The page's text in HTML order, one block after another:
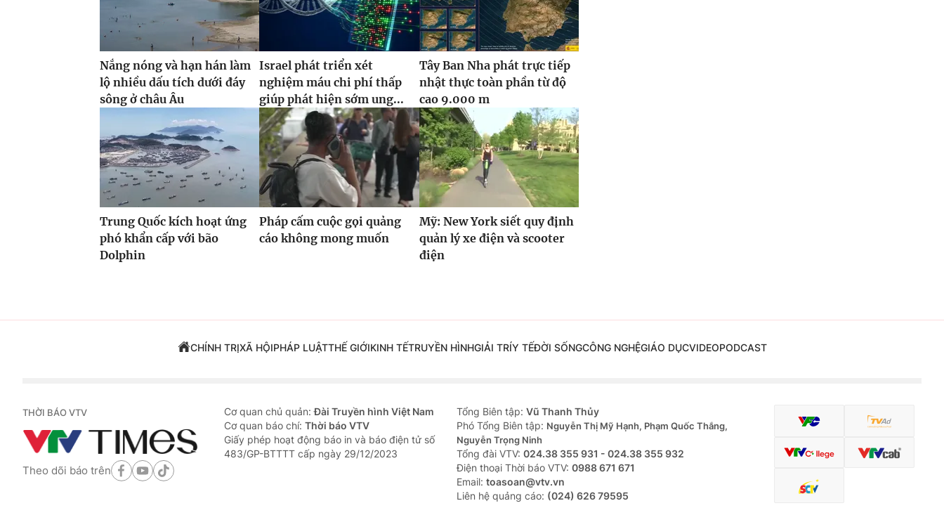
Nắng nóng và hạn hán làm
lộ nhiều dấu tích dưới đáy
sông ở châu Âu
Israel phát triển xét
nghiệm máu chi phí thấp
giúp phát hiện sớm ung...
Tây Ban Nha phát trực tiếp
nhật thực toàn phần từ độ
cao 9.000 m
Trung Quốc kích hoạt ứng
phó khẩn cấp với bão
Dolphin
Pháp cấm cuộc gọi quảng
cáo không mong muốn
Mỹ: New York siết quy định
quản lý xe điện và scooter
điện
CHÍNH TRỊXÃ HỘIPHÁP LUẬTTHẾ GIỚIKINH TẾTRUYỀN HÌNHGIẢI TRÍY TẾĐỜI SỐNGCÔNG NGHỆGIÁO DỤCVIDEOPODCAST
THỜI BÁO VTV
Theo dõi báo trên
Cơ quan chủ quản:Đài Truyền hình Việt Nam
Cơ quan báo chí: Thời báo VTV
Giấy phép hoạt động báo in và báo điện tử số
483/GP-BTTTT cấp ngày 29/12/2023
Tổng Biên tập: Vũ Thanh Thủy
Phó Tổng Biên tập: Nguyễn Thị Mỹ Hạnh, Phạm Quốc Thắng,
Nguyễn Trọng Ninh
Tổng đài VTV: 024.38 355 931 - 024.38 355 932
Ðiện thoại Thời báo VTV: 0988 671 671
Email: toasoan@vtv.vn
Liên hệ quảng cáo: (024) 626 79595